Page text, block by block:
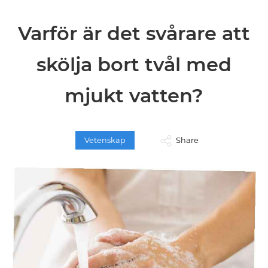
Varför är det svårare att
skölja bort tvål med
mjukt vatten?
Vetenskap Share